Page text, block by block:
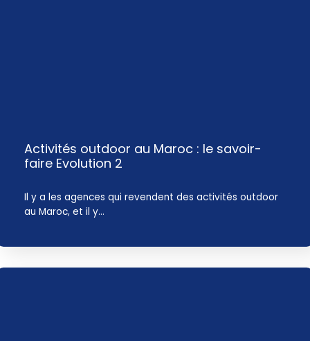
Activités outdoor au Maroc : le savoir-
faire Evolution 2
Il y a les agences qui revendent des activités outdoor
au Maroc, et il y…